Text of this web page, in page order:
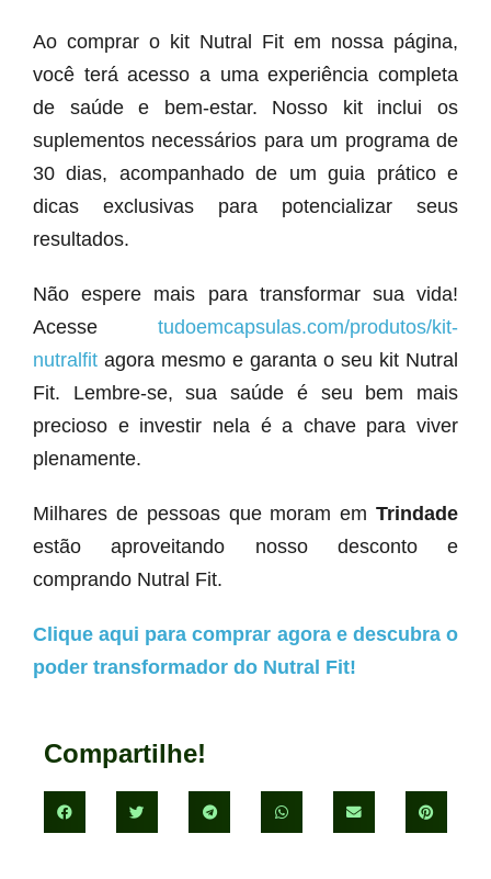
Ao comprar o kit Nutral Fit em nossa página,
você terá acesso a uma experiência completa
de saúde e bem-estar. Nosso kit inclui os
suplementos necessários para um programa de
30 dias, acompanhado de um guia prático e
dicas exclusivas para potencializar seus
resultados.
Não espere mais para transformar sua vida!
Acesse tudoemcapsulas.com/produtos/kit-
nutralfit agora mesmo e garanta o seu kit Nutral
Fit. Lembre-se, sua saúde é seu bem mais
precioso e investir nela é a chave para viver
plenamente.
Milhares de pessoas que moram em Trindade
estão aproveitando nosso desconto e
comprando Nutral Fit.
Clique aqui para comprar agora e descubra o
poder transformador do Nutral Fit!
Compartilhe!